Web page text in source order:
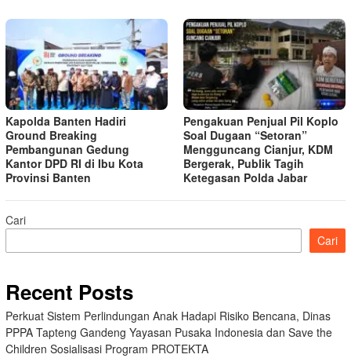
Kapolda Banten Hadiri
Ground Breaking
Pembangunan Gedung
Kantor DPD RI di Ibu Kota
Provinsi Banten
Pengakuan Penjual Pil Koplo
Soal Dugaan “Setoran”
Mengguncang Cianjur, KDM
Bergerak, Publik Tagih
Ketegasan Polda Jabar
Cari
Cari
Recent Posts
Perkuat Sistem Perlindungan Anak Hadapi Risiko Bencana, Dinas
PPPA Tapteng Gandeng Yayasan Pusaka Indonesia dan Save the
Children Sosialisasi Program PROTEKTA